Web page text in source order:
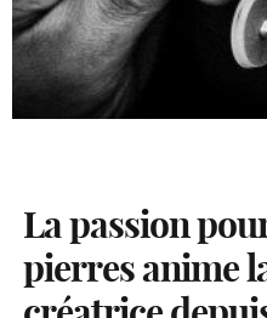
La passion
pierres anime